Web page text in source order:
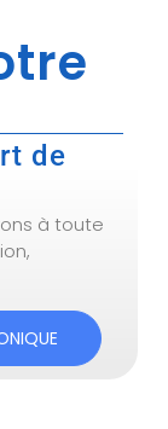
de
à toute